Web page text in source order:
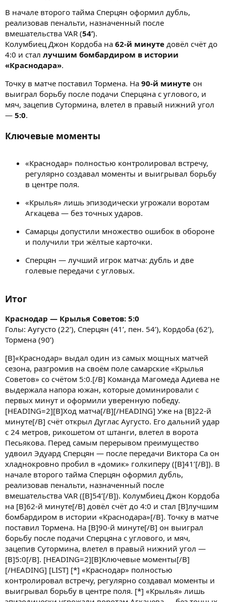
В начале второго тайма Сперцян оформил дубль,
реализовав пенальти, назначенный после
вмешательства VAR (54’).
Колумбиец Джон Кордоба на 62-й минуте довёл счёт до
4:0 и стал лучшим бомбардиром в истории
«Краснодара».
Точку в матче поставил Тормена. На 90-й минуте он
выиграл борьбу после подачи Сперцяна с углового, и
мяч, зацепив Сутормина, влетел в правый нижний угол
— 5:0.
Ключевые моменты
«Краснодар» полностью контролировал встречу,
регулярно создавал моменты и выигрывал борьбу
в центре поля.
«Крылья» лишь эпизодически угрожали воротам
Агкацева — без точных ударов.
Самарцы допустили множество ошибок в обороне
и получили три жёлтые карточки.
Сперцян — лучший игрок матча: дубль и две
голевые передачи с угловых.
Итог
Краснодар — Крылья Советов: 5:0
Голы: Аугусто (22’), Сперцян (41’, пен. 54’), Кордоба (62’),
Тормена (90’)
[B]«Краснодар» выдал один из самых мощных матчей
сезона, разгромив на своём поле самарские «Крылья
Советов» со счётом 5:0.[/B] Команда Магомеда Адиева не
выдержала напора южан, которые доминировали с
первых минут и оформили уверенную победу.
[HEADING=2][B]Ход матча[/B][/HEADING] Уже на [B]22-й
минуте[/B] счёт открыл Дуглас Аугусто. Его дальний удар
с 24 метров, рикошетом от штанги, влетел в ворота
Песьякова. Перед самым перерывом преимущество
удвоил Эдуард Сперцян — после передачи Виктора Са он
хладнокровно пробил в «домик» голкиперу ([B]41’[/B]). В
начале второго тайма Сперцян оформил дубль,
реализовав пенальти, назначенный после
вмешательства VAR ([B]54’[/B]). Колумбиец Джон Кордоба
на [B]62-й минуте[/B] довёл счёт до 4:0 и стал [B]лучшим
бомбардиром в истории «Краснодара»[/B]. Точку в матче
поставил Тормена. На [B]90-й минуте[/B] он выиграл
борьбу после подачи Сперцяна с углового, и мяч,
зацепив Сутормина, влетел в правый нижний угол —
[B]5:0[/B]. [HEADING=2][B]Ключевые моменты[/B]
[/HEADING] [LIST] [*] «Краснодар» полностью
контролировал встречу, регулярно создавал моменты и
выигрывал борьбу в центре поля. [*] «Крылья» лишь